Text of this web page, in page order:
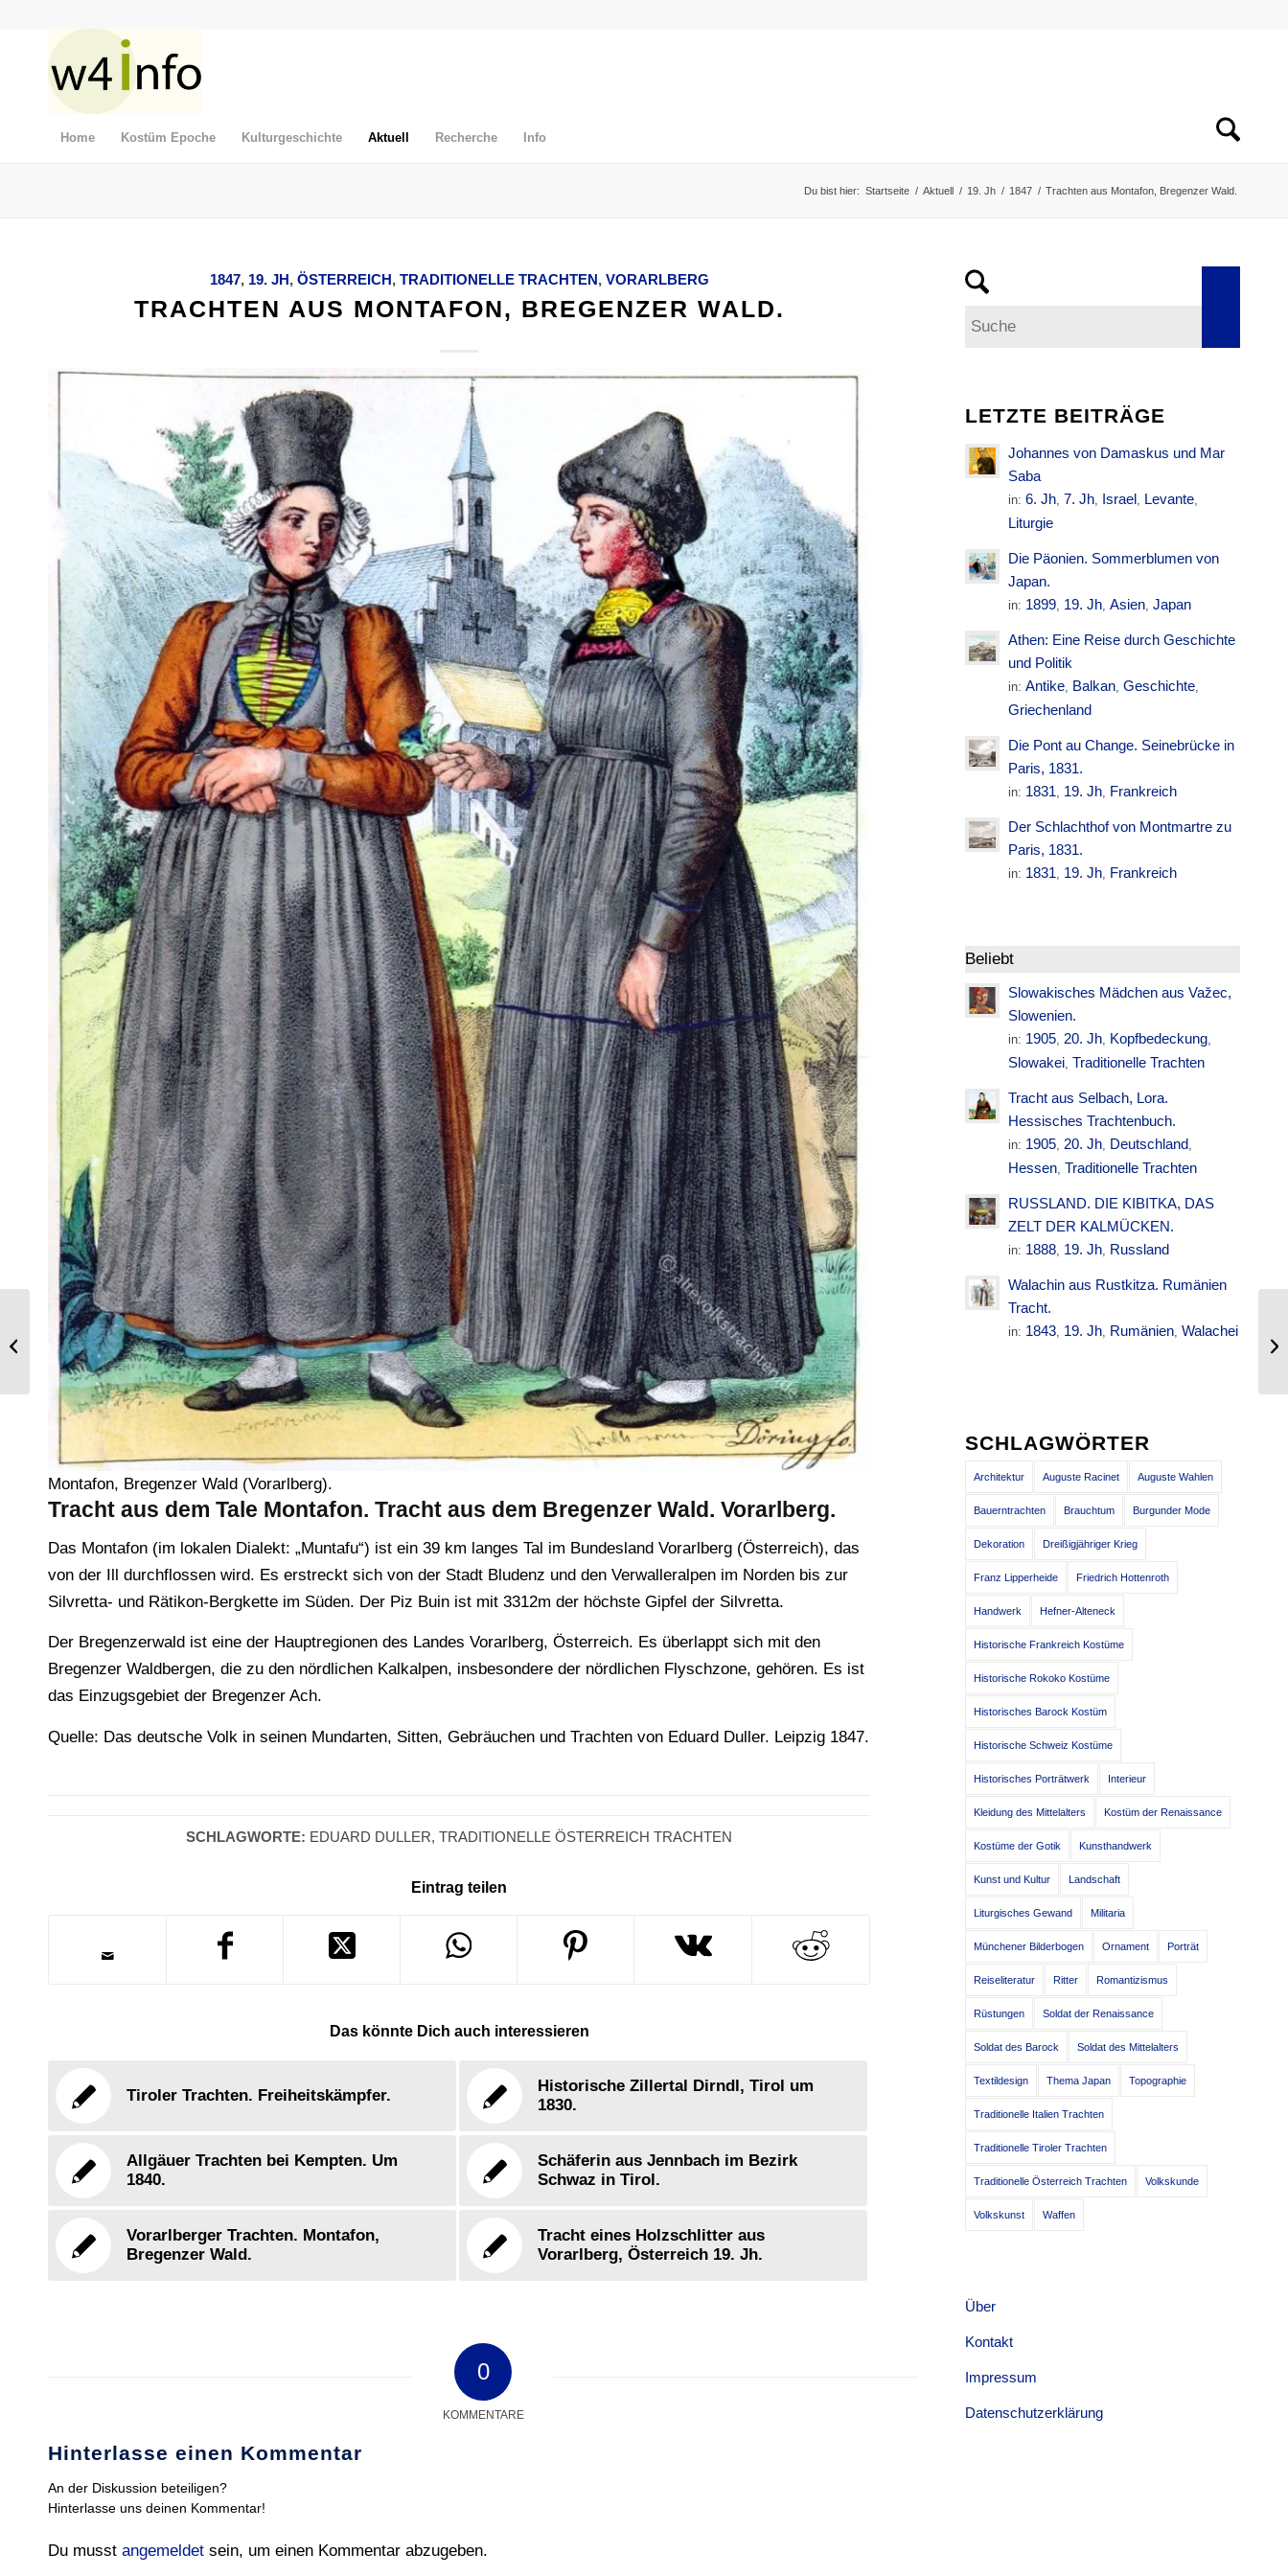
Home Kostüm Epoche Kulturgeschichte Aktuell Recherche Info
Du bist hier: Startseite / Aktuell / 19. Jh / 1847 / Trachten aus Montafon, Bregenzer Wald.
1847, 19. JH, ÖSTERREICH, TRADITIONELLE TRACHTEN, VORARLBERG
TRACHTEN AUS MONTAFON, BREGENZER WALD.
Montafon, Bregenzer Wald (Vorarlberg).
Tracht aus dem Tale Montafon. Tracht aus dem Bregenzer Wald. Vorarlberg.
Das Montafon (im lokalen Dialekt: „Muntafu“) ist ein 39 km langes Tal im Bundesland Vorarlberg (Österreich), das
von der Ill durchflossen wird. Es erstreckt sich von der Stadt Bludenz und den Verwalleralpen im Norden bis zur
Silvretta- und Rätikon-Bergkette im Süden. Der Piz Buin ist mit 3312m der höchste Gipfel der Silvretta.
Der Bregenzerwald ist eine der Hauptregionen des Landes Vorarlberg, Österreich. Es überlappt sich mit den
Bregenzer Waldbergen, die zu den nördlichen Kalkalpen, insbesondere der nördlichen Flyschzone, gehören. Es ist
das Einzugsgebiet der Bregenzer Ach.
Quelle: Das deutsche Volk in seinen Mundarten, Sitten, Gebräuchen und Trachten von Eduard Duller. Leipzig 1847.
SCHLAGWORTE: EDUARD DULLER,TRADITIONELLE ÖSTERREICH TRACHTEN
Eintrag teilen
Das könnte Dich auch interessieren
Tiroler Trachten. Freiheitskämpfer.
Historische Zillertal Dirndl, Tirol um
1830.
Allgäuer Trachten bei Kempten. Um
1840.
Schäferin aus Jennbach im Bezirk
Schwaz in Tirol.
Vorarlberger Trachten. Montafon,
Bregenzer Wald.
Tracht eines Holzschlitter aus
Vorarlberg, Österreich 19. Jh.
0
KOMMENTARE
Hinterlasse einen Kommentar
An der Diskussion beteiligen?
Hinterlasse uns deinen Kommentar!
Du musst angemeldet sein, um einen Kommentar abzugeben.
LETZTE BEITRÄGE
Johannes von Damaskus und Mar
Saba
in:6. Jh, 7. Jh, Israel, Levante,
Liturgie
Die Päonien. Sommerblumen von
Japan.
in: 1899, 19. Jh,Asien,Japan
Athen: Eine Reise durch Geschichte
und Politik
in:Antike, Balkan,Geschichte,
Griechenland
Die Pont au Change. Seinebrücke in
Paris, 1831.
in: 1831, 19. Jh, Frankreich
Der Schlachthof von Montmartre zu
Paris, 1831.
in: 1831, 19. Jh, Frankreich
Beliebt
Slowakisches Mädchen aus Važec,
Slowenien.
in: 1905,20. Jh, Kopfbedeckung,
Slowakei, Traditionelle Trachten
Tracht aus Selbach, Lora.
Hessisches Trachtenbuch.
in: 1905,20. Jh, Deutschland,
Hessen, Traditionelle Trachten
RUSSLAND. DIE KIBITKA, DAS
ZELT DER KALMÜCKEN.
in: 1888, 19. Jh, Russland
Walachin aus Rustkitza. Rumänien
Tracht.
in: 1843, 19. Jh, Rumänien,Walachei
SCHLAGWÖRTER
Architektur Auguste Racinet Auguste Wahlen
Bauerntrachten Brauchtum Burgunder Mode
Dekoration Dreißigjähriger Krieg
Franz Lipperheide Friedrich Hottenroth
Handwerk Hefner-Alteneck
Historische Frankreich Kostüme
Historische Rokoko Kostüme
Historisches Barock Kostüm
Historische Schweiz Kostüme
Historisches Porträtwerk Interieur
Kleidung des Mittelalters Kostüm der Renaissance
Kostüme der Gotik Kunsthandwerk
Kunst und Kultur Landschaft
Liturgisches Gewand Militaria
Münchener Bilderbogen Ornament Porträt
Reiseliteratur Ritter Romantizismus
Rüstungen Soldat der Renaissance
Soldat des Barock Soldat des Mittelalters
Textildesign Thema Japan Topographie
Traditionelle Italien Trachten
Traditionelle Tiroler Trachten
Traditionelle Österreich Trachten Volkskunde
Volkskunst Waffen
Über
Kontakt
Impressum
Datenschutzerklärung
Trachten aus dem Zillertal